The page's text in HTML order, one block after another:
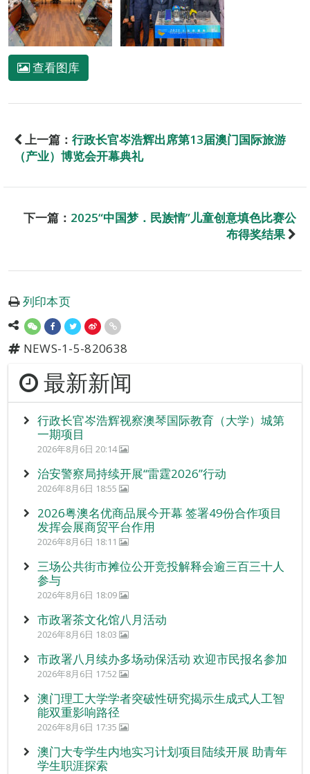
查看图库
上一篇： 行政长官岑浩辉出席第13届澳门国际旅游
（产业）博览会开幕典礼
下一篇： 2025“中国梦．民族情”儿童创意填色比赛公
布得奖结果
列印本页
NEWS-1-5-820638
最新新闻
行政长官岑浩辉视察澳琴国际教育（大学）城第
一期项目
2026年8月6日 20:14
治安警察局持续开展“雷霆2026”行动
2026年8月6日 18:55
2026粤澳名优商品展今开幕 签署49份合作项目
发挥会展商贸平台作用
2026年8月6日 18:11
三场公共街市摊位公开竞投解释会逾三百三十人
参与
2026年8月6日 18:09
市政署茶文化馆八月活动
2026年8月6日 18:03
市政署八月续办多场动保活动 欢迎市民报名参加
2026年8月6日 17:52
澳门理工大学学者突破性研究揭示生成式人工智
能双重影响路径
2026年8月6日 17:35
澳门大专学生内地实习计划项目陆续开展 助青年
学生职涯探索